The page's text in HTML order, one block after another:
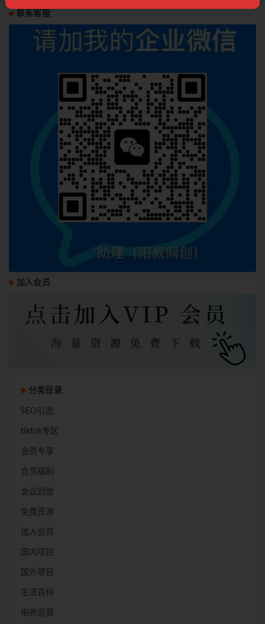
联系客服
加入会员
分类目录
SEO引流
tiktok专区
会员专享
会员福利
会议回放
免费资源
加入会员
国内项目
国外项目
生活百科
电商运营